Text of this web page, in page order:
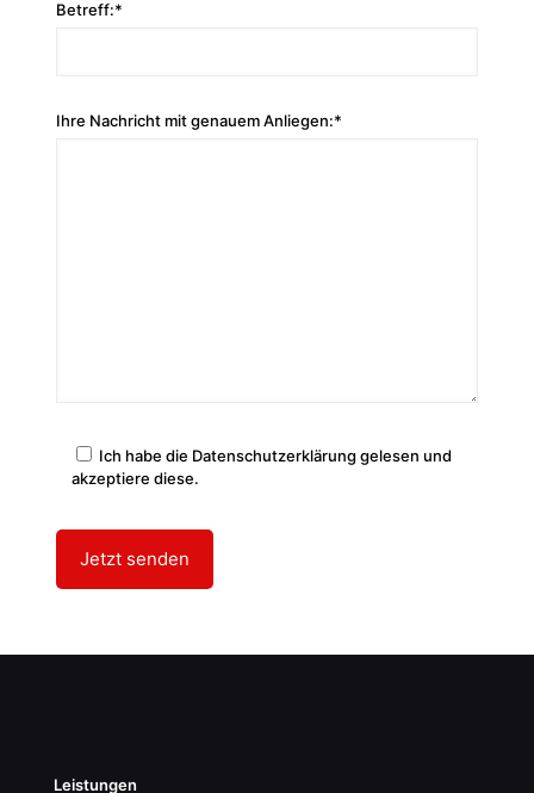
Betreff:*
Ihre Nachricht mit genauem Anliegen:*
Ich habe die Datenschutzerklärung gelesen und
akzeptiere diese.
Leistungen